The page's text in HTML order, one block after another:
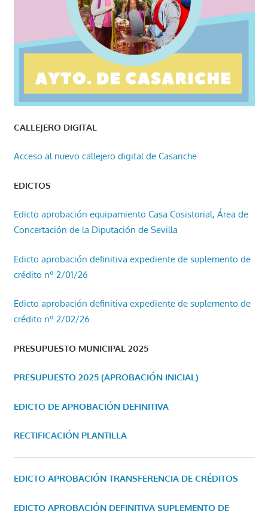
CALLEJERO DIGITAL
Acceso al nuevo callejero digital de Casariche
EDICTOS
Edicto aprobación equipamiento Casa Cosistorial, Área de
Concertación de la Diputación de Sevilla
Edicto aprobación definitiva expediente de suplemento de
crédito nº 2/01/26
Edicto aprobación definitiva expediente de suplemento de
crédito nº 2/02/26
PRESUPUESTO MUNICIPAL 2025
PRESUPUESTO 2025 (APROBACIÓN INICIAL)
EDICTO DE APROBACIÓN DEFINITIVA
RECTIFICACIÓN PLANTILLA
EDICTO APROBACIÓN TRANSFERENCIA DE CRÉDITOS
EDICTO APROBACIÓN DEFINITIVA SUPLEMENTO DE